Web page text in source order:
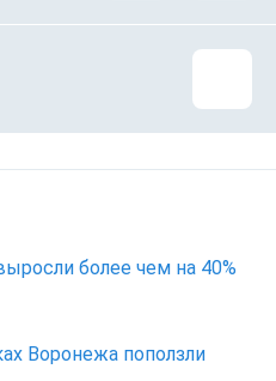
более чем на 40%
Воронежа поползли